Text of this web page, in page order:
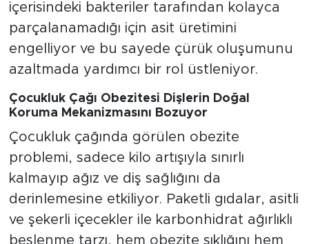
içerisindeki bakteriler tarafından kolayca
parçalanamadığı için asit üretimini
engelliyor ve bu sayede çürük oluşumunu
azaltmada yardımcı bir rol üstleniyor.
Çocukluk Çağı Obezitesi Dişlerin Doğal
Koruma Mekanizmasını Bozuyor
Çocukluk çağında görülen obezite
problemi, sadece kilo artışıyla sınırlı
kalmayıp ağız ve diş sağlığını da
derinlemesine etkiliyor. Paketli gıdalar, asitli
ve şekerli içecekler ile karbonhidrat ağırlıklı
beslenme tarzı, hem obezite sıklığını hem